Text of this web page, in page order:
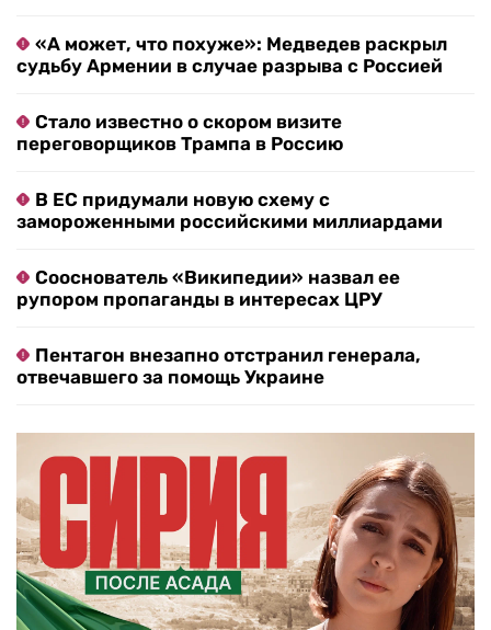
«А может, что похуже»: Медведев раскрыл
судьбу Армении в случае разрыва с Россией
Стало известно о скором визите
переговорщиков Трампа в Россию
В ЕС придумали новую схему с
замороженными российскими миллиардами
Сооснователь «Википедии» назвал ее
рупором пропаганды в интересах ЦРУ
Пентагон внезапно отстранил генерала,
отвечавшего за помощь Украине